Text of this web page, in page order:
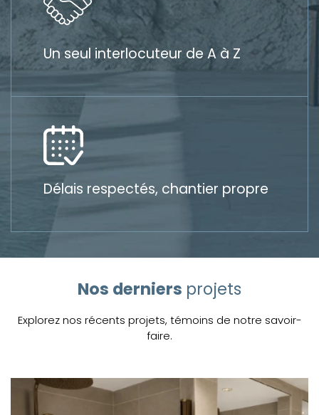
Un seul interlocuteur de A à Z
Délais respectés, chantier propre
Nos derniers projets
Explorez nos récents projets, témoins de notre savoir-
faire.